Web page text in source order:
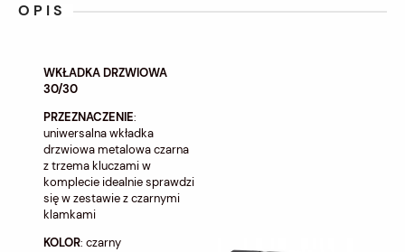
OPIS
WKŁADKA DRZWIOWA
30/30
PRZEZNACZENIE:
uniwersalna wkładka
drzwiowa metalowa czarna
z trzema kluczami w
komplecie idealnie sprawdzi
się w zestawie z czarnymi
klamkami
KOLOR: czarny